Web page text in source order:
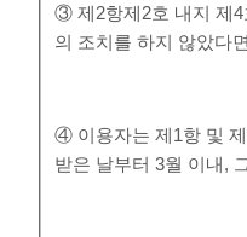
③ 제2항제2호 내지 제4
의 조치를 하지 않았다
④ 이용자는 제1항 및
받은 날부터 3월 이내,